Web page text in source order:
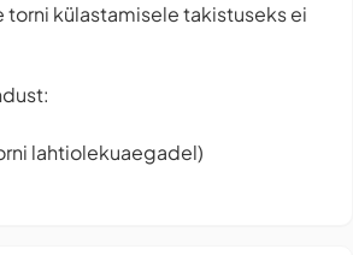
torni külastamisele takistuseks ei
lahtiolekuaegadel)